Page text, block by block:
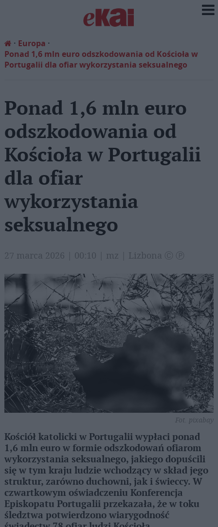
Europa
Ponad 1,6 mln euro odszkodowania od Kościoła w
Portugalii dla ofiar wykorzystania seksualnego
Ponad 1,6 mln euro
odszkodowania od
Kościoła w Portugalii
dla ofiar
wykorzystania
seksualnego
27 marca 2026 | 00:10 | mz | Lizbona Ⓒ Ⓟ
Fot. pixabay
Kościół katolicki w Portugalii wypłaci ponad
1,6 mln euro w formie odszkodowań ofiarom
wykorzystania seksualnego, jakiego dopuścili
się w tym kraju ludzie wchodzący w skład jego
struktur, zarówno duchowni, jak i świeccy. W
czwartkowym oświadczeniu Konferencja
Episkopatu Portugalii przekazała, że w toku
śledztwa potwierdzono wiarygodność